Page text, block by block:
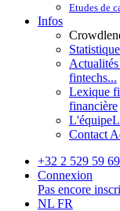
Etudes de
Infos
Actualités
fintechs...
Lexique
financière
L'équipe
Contact
+32 2 529 59 69
Connexion
Pas encore
NL FR